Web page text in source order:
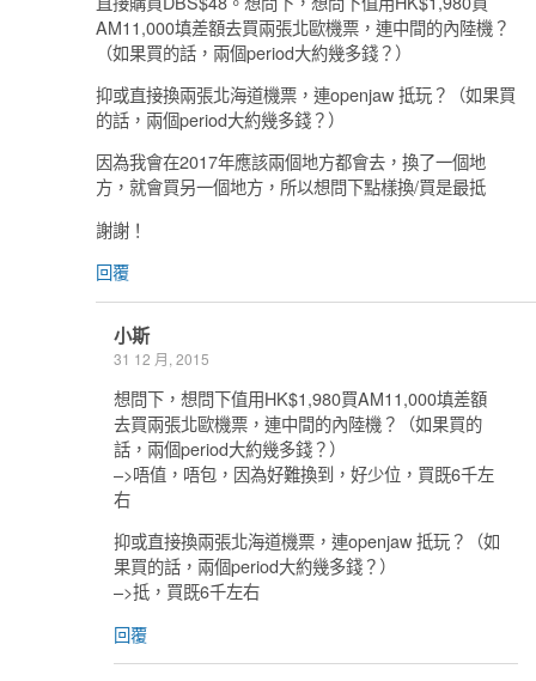
AM11,000填差額去買兩張北歐機票，連中間的內陸機？
（如果買的話，兩個period大約幾多錢？）
抑或直接換兩張北海道機票，連openjaw 抵玩？（如果買
的話，兩個period大約幾多錢？）
因為我會在2017年應該兩個地方都會去，換了一個地
方，就會買另一個地方，所以想問下點樣換/買是最抵
謝謝！
回覆
小斯
31 12 月, 2015
想問下，想問下值用HK$1,980買AM11,000填差額
去買兩張北歐機票，連中間的內陸機？（如果買的
話，兩個period大約幾多錢？）
–>唔值，唔包，因為好難換到，好少位，買既6千左
右
抑或直接換兩張北海道機票，連openjaw 抵玩？（如
果買的話，兩個period大約幾多錢？）
–>抵，買既6千左右
回覆